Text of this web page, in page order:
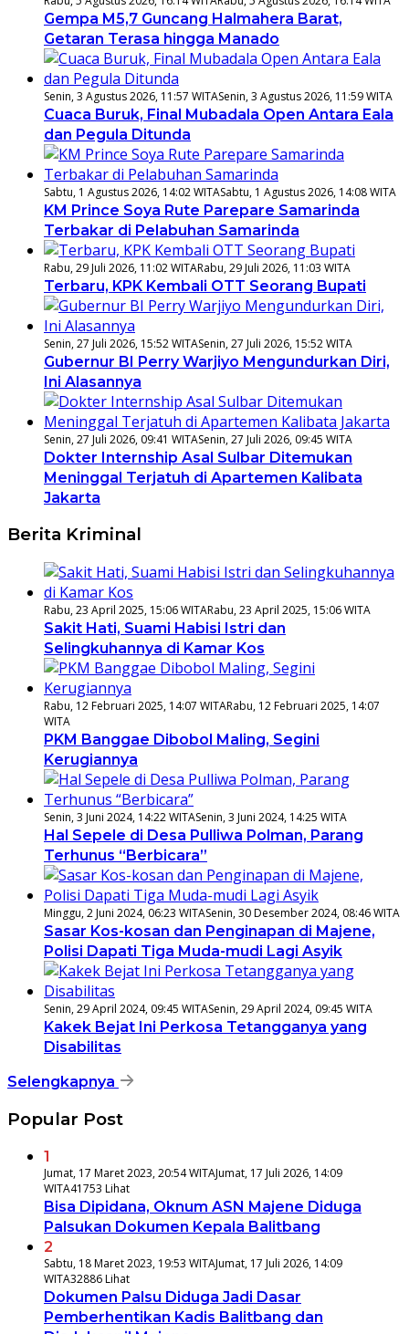
Gempa M5,7 Guncang Halmahera Barat,
Getaran Terasa hingga Manado
Senin, 3 Agustus 2026, 11:57 WITASenin, 3 Agustus 2026, 11:59 WITA
Cuaca Buruk, Final Mubadala Open Antara Eala
dan Pegula Ditunda
Sabtu, 1 Agustus 2026, 14:02 WITASabtu, 1 Agustus 2026, 14:08 WITA
KM Prince Soya Rute Parepare Samarinda
Terbakar di Pelabuhan Samarinda
Rabu, 29 Juli 2026, 11:02 WITARabu, 29 Juli 2026, 11:03 WITA
Terbaru, KPK Kembali OTT Seorang Bupati
Senin, 27 Juli 2026, 15:52 WITASenin, 27 Juli 2026, 15:52 WITA
Gubernur BI Perry Warjiyo Mengundurkan Diri,
Ini Alasannya
Senin, 27 Juli 2026, 09:41 WITASenin, 27 Juli 2026, 09:45 WITA
Dokter Internship Asal Sulbar Ditemukan
Meninggal Terjatuh di Apartemen Kalibata
Jakarta
Berita Kriminal
Rabu, 23 April 2025, 15:06 WITARabu, 23 April 2025, 15:06 WITA
Sakit Hati, Suami Habisi Istri dan
Selingkuhannya di Kamar Kos
Rabu, 12 Februari 2025, 14:07 WITARabu, 12 Februari 2025, 14:07
WITA
PKM Banggae Dibobol Maling, Segini
Kerugiannya
Senin, 3 Juni 2024, 14:22 WITASenin, 3 Juni 2024, 14:25 WITA
Hal Sepele di Desa Pulliwa Polman, Parang
Terhunus “Berbicara”
Minggu, 2 Juni 2024, 06:23 WITASenin, 30 Desember 2024, 08:46 WITA
Sasar Kos-kosan dan Penginapan di Majene,
Polisi Dapati Tiga Muda-mudi Lagi Asyik
Senin, 29 April 2024, 09:45 WITASenin, 29 April 2024, 09:45 WITA
Kakek Bejat Ini Perkosa Tetangganya yang
Disabilitas
Selengkapnya
Popular Post
1
Jumat, 17 Maret 2023, 20:54 WITAJumat, 17 Juli 2026, 14:09
WITA41753 Lihat
Bisa Dipidana, Oknum ASN Majene Diduga
Palsukan Dokumen Kepala Balitbang
2
Sabtu, 18 Maret 2023, 19:53 WITAJumat, 17 Juli 2026, 14:09
WITA32886 Lihat
Dokumen Palsu Diduga Jadi Dasar
Pemberhentikan Kadis Balitbang dan